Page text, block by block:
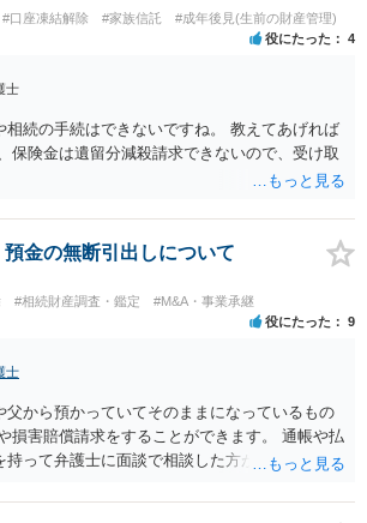
れだけ積み重ねることが出来るか、というとこ
事実や、返済を約束するメール等です。 金額の
います。 緊急という訳ではないかと思います
が有効な手段が増える傾向にありますので、早
ることを御検討頂くと良いかと思います。
#口座凍結解除 #家族信託 #成年後見(生前の財産管理)
役にたった 4
士
相続の手続はできないですね。 教えてあげれば
保険金は遺留分減殺請求できないので、受け取
金の無断引出しについて
#相続財産調査・鑑定 #M&A・事業承継
役にたった 9
士
父から預かっていてそのままになっているもの
損害賠償請求をすることができます。 通帳や払
持って弁護士に面談で相談した方がよいと思い